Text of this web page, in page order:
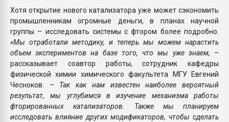
Хотя открытие нового катализатора уже может сэкономить
промышленникам огромные деньги, в планах научной
группы – исследовать системы с фтором более подробно.
«Мы отработали методику, и теперь мы можем нарастить
объем экспериментов на базе того, что мы уже знаем, –
рассказывает соавтор работы, сотрудник кафедры
физической химии химического факультета МГУ Евгений
Чесноков. – Так как нам известен наиболее вероятный
результат, мы углубимся в изучение механизма работы
фторированных катализаторов. Также мы планируем
исследовать влияние других модификаторов, чтобы сделать